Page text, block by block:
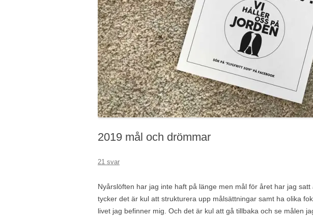
2019 mål och drömmar
21 svar
Nyårslöften har jag inte haft på länge men mål för året har jag
tycker det är kul att strukturera upp målsättningar samt ha olika
livet jag befinner mig. Och det är kul att gå tillbaka och se målen